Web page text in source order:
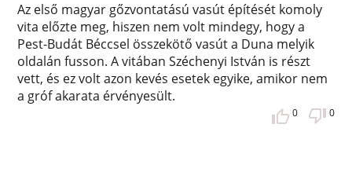
Az első magyar gőzvontatású vasút építését komoly
vita előzte meg, hiszen nem volt mindegy, hogy a
Pest-Budát Béccsel összekötő vasút a Duna melyik
oldalán fusson. A vitában Széchenyi István is részt
vett, és ez volt azon kevés esetek egyike, amikor nem
a gróf akarata érvényesült.
0 0